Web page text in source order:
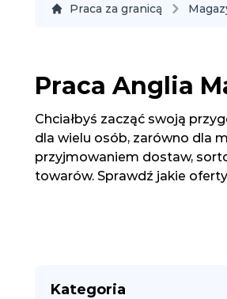
Praca za granicą
Praca Anglia
Chciałbyś zacząć swoją
dla wielu osób, zarówno dla
przyjmowaniem dostaw,
towarów. Sprawdź jakie
Kategoria